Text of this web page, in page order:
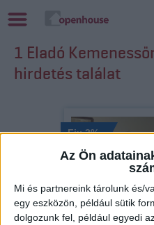
Az Ön
Mi és partnereink tárolunk és/
egy eszközön, például sütik
dolgozunk fel, például egyedi
1 Eladó
hirdetés találat
Fix 3%
Kizárólag nálunk